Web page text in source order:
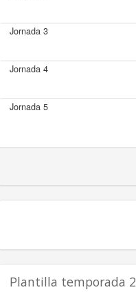
Jornada 3
Jornada 4
Jornada 5
Plantilla temporada